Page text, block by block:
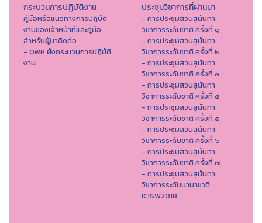
กระบวนการปฏิบัติงาน
คู่มือหรือแนวทางการปฏิบัติ
งานของเจ้าหน้าที่และคู่มือ
สำหรับผู้มาติดต่อ
- QWP ผังกระบวนการปฏิบัติ
งาน
ประชุมวิชาการที่ผ่านมา
- การประชุมสวนสุนันทา
วิชาการระดับชาติ ครั้งที่ ๑
- การประชุมสวนสุนันทา
วิชาการระดับชาติ ครั้งที่ ๒
- การประชุมสวนสุนันทา
วิชาการระดับชาติ ครั้งที่ ๓
- การประชุมสวนสุนันทา
วิชาการระดับชาติ ครั้งที่ ๔
- การประชุมสวนสุนันทา
วิชาการระดับชาติ ครั้งที่ ๕
- การประชุมสวนสุนันทา
วิชาการระดับชาติ ครั้งที่ ๖
- การประชุมสวนสุนันทา
วิชาการระดับชาติ ครั้งที่ ๗
- การประชุมสวนสุนันทา
วิชาการระดับนานาชาติ
ICISW2018